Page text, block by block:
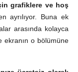
grafiklere ve hoş
ayrılıyor. Buna ek
arasında kolayca
ekranın o bölümüne